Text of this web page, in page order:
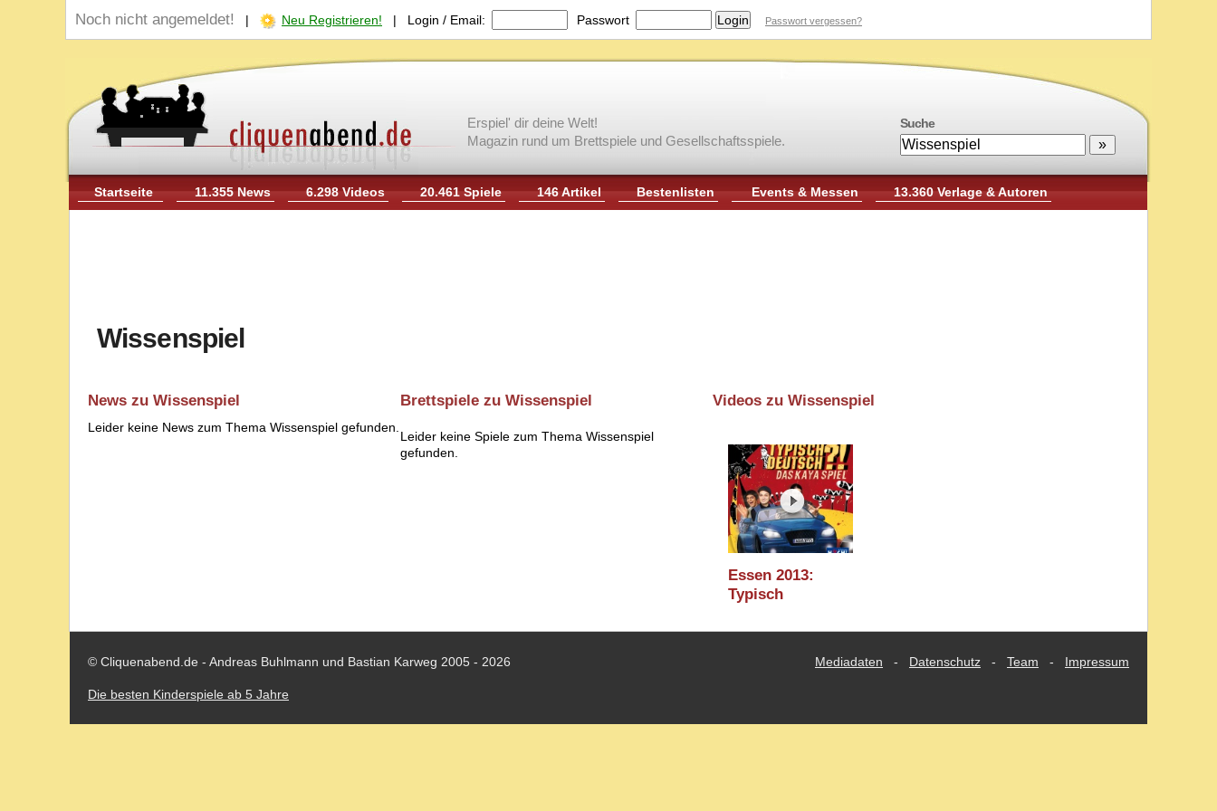
Noch nicht angemeldet! | Neu Registrieren! | Login / Email: Passwort Passwort vergessen?
Suche
Erspiel' dir deine Welt!
Magazin rund um Brettspiele und Gesellschaftsspiele.
Startseite 11.355 News 6.298 Videos 20.461 Spiele 146 Artikel Bestenlisten Events & Messen 13.360 Verlage & Autoren
Wissenspiel
News zu Wissenspiel
Leider keine News zum Thema Wissenspiel gefunden.
Brettspiele zu Wissenspiel
Leider keine Spiele zum Thema Wissenspiel
gefunden.
Videos zu Wissenspiel
Essen 2013:
Typisch
Kaya Spiel
Mediadaten - Datenschutz - Team - Impressum
© Cliquenabend.de - Andreas Buhlmann und Bastian Karweg 2005 - 2026
Die besten Kinderspiele ab 5 Jahre